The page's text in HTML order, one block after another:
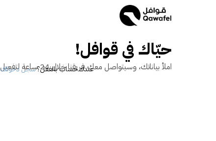
حيّاك في قوافل!
املأ بياناتك، وسيتواصل معك فريقنا خلال 24 ساعة لتفعيل حسابك والانطلاق مع قوافل.
عندك حساب بالفعل؟سجل دخولك